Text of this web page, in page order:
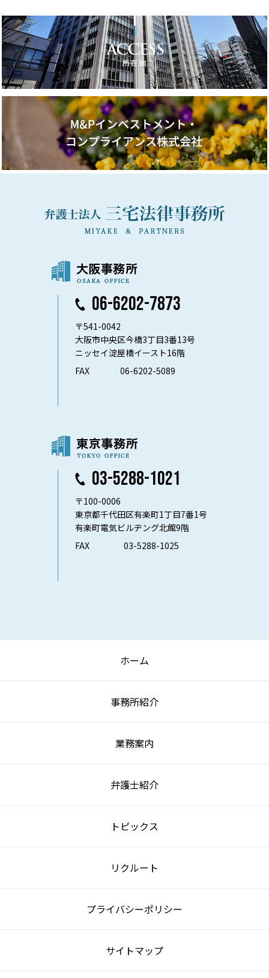
06-6202-7873
〒541-0042
大阪市中央区今橋3丁目3番13号
ニッセイ淀屋橋イースト16階
FAX
06-6202-5089
03-5288-1021
〒100-0006
東京都千代田区有楽町1丁目7番1号
有楽町電気ビルヂング北館9階
FAX
03-5288-1025
ホーム
事務所紹介
業務案内
弁護士紹介
トピックス
リクルート
プライバシーポリシー
サイトマップ